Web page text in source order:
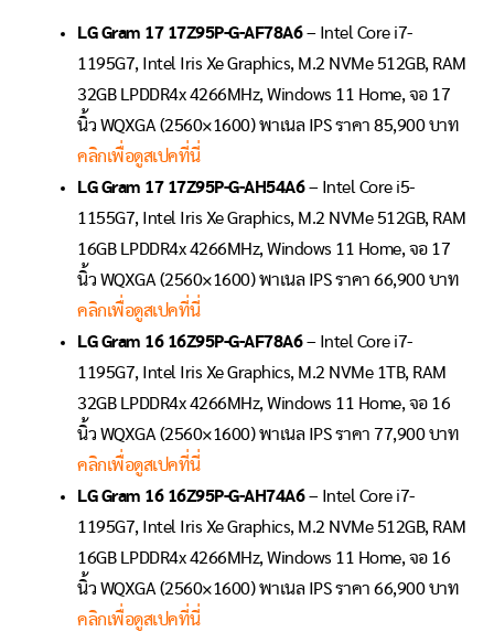
LG Gram 17 17Z95P-G-AF78A6– Intel Core i7-
1195G7, Intel Iris Xe Graphics, M.2 NVMe 512GB, RAM
32GB LPDDR4x 4266MHz, Windows 11 Home, จอ 17
นิ้ว WQXGA (2560×1600) พาเนล IPS ราคา 85,900 บาท
คลิกเพื่อดูสเปคที่นี่
LG Gram 17 17Z95P-G-AH54A6– Intel Core i5-
1155G7, Intel Iris Xe Graphics, M.2 NVMe 512GB, RAM
16GB LPDDR4x 4266MHz, Windows 11 Home, จอ 17
นิ้ว WQXGA (2560×1600) พาเนล IPS ราคา 66,900 บาท
คลิกเพื่อดูสเปคที่นี่
LG Gram 16 16Z95P-G-AF78A6– Intel Core i7-
1195G7, Intel Iris Xe Graphics, M.2 NVMe 1TB, RAM
32GB LPDDR4x 4266MHz, Windows 11 Home, จอ 16
นิ้ว WQXGA (2560×1600) พาเนล IPS ราคา 77,900 บาท
คลิกเพื่อดูสเปคที่นี่
LG Gram 16 16Z95P-G-AH74A6– Intel Core i7-
1195G7, Intel Iris Xe Graphics, M.2 NVMe 512GB, RAM
16GB LPDDR4x 4266MHz, Windows 11 Home, จอ 16
นิ้ว WQXGA (2560×1600) พาเนล IPS ราคา 66,900 บาท
คลิกเพื่อดูสเปคที่นี่